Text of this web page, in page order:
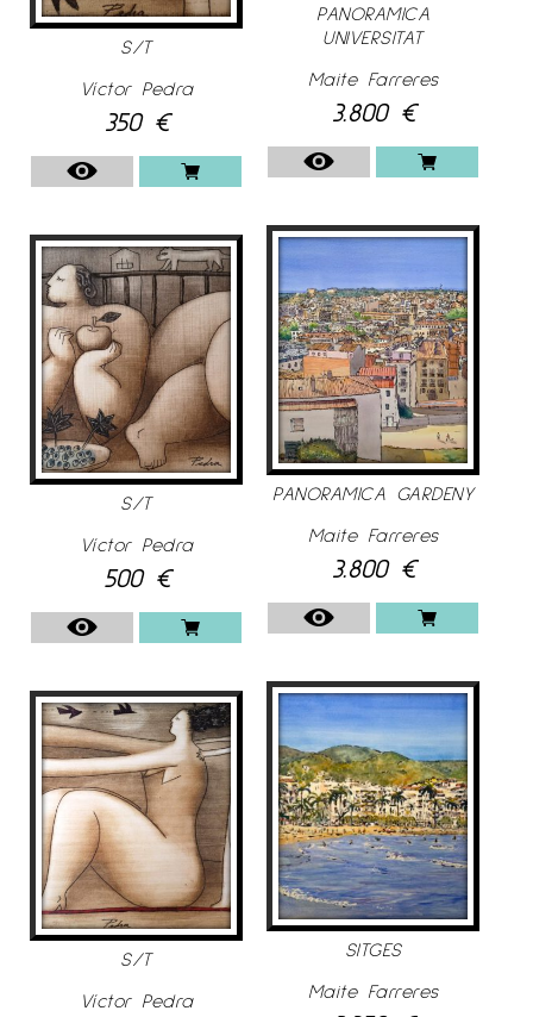
S/T
Víctor Pedra
350 €
S/T
Víctor Pedra
500 €
S/T
Víctor Pedra
PANORAMICA
UNIVERSITAT
Maite Farreres
3.800 €
PANORAMICA GARDENY
Maite Farreres
3.800 €
SITGES
Maite Farreres